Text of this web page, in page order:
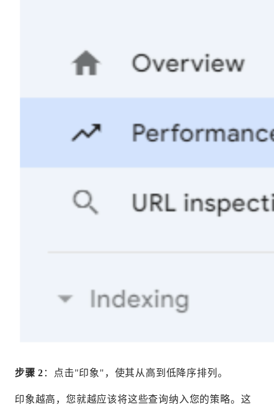
步骤 2 ：点击"印象"，使其从高到低降序排列。
印象越高，您就越应该将这些查询纳入您的策略。这